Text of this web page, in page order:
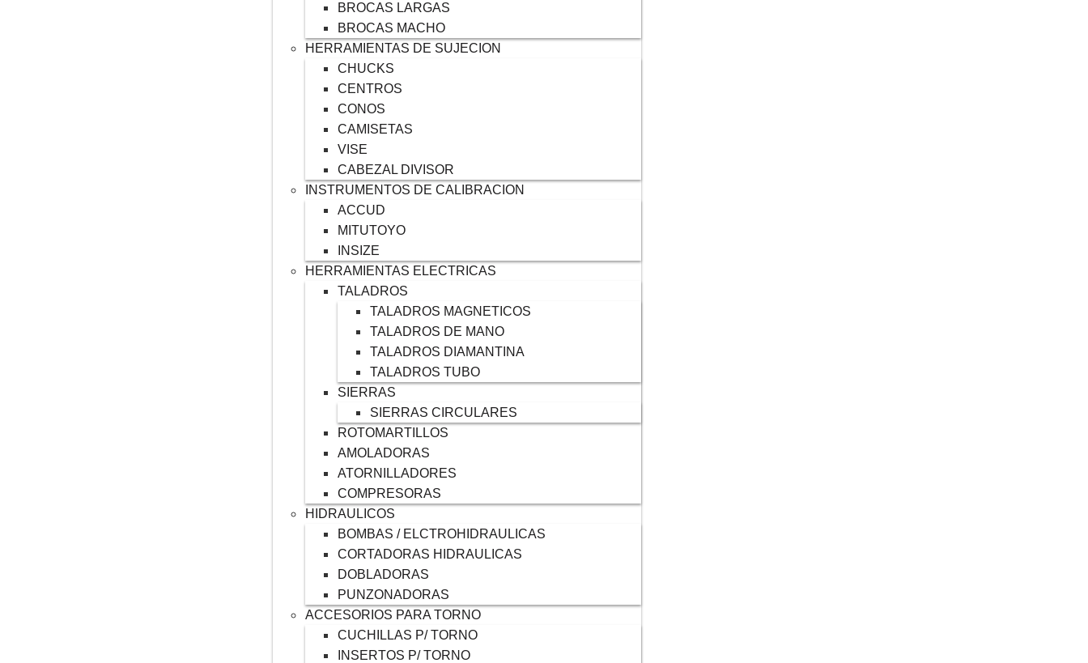
BROCAS LARGAS
BROCAS MACHO
HERRAMIENTAS DE SUJECION
CHUCKS
CENTROS
CONOS
CAMISETAS
VISE
CABEZAL DIVISOR
INSTRUMENTOS DE CALIBRACION
ACCUD
MITUTOYO
INSIZE
HERRAMIENTAS ELECTRICAS
TALADROS
TALADROS MAGNETICOS
TALADROS DE MANO
TALADROS DIAMANTINA
TALADROS TUBO
SIERRAS
SIERRAS CIRCULARES
ROTOMARTILLOS
AMOLADORAS
ATORNILLADORES
COMPRESORAS
HIDRAULICOS
BOMBAS / ELCTROHIDRAULICAS
CORTADORAS HIDRAULICAS
DOBLADORAS
PUNZONADORAS
ACCESORIOS PARA TORNO
CUCHILLAS P/ TORNO
INSERTOS P/ TORNO